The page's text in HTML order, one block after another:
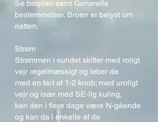
Se broplan samt Generelle
bestemmelser. Broen er belyst om
natten.
Strøm
Strømmen i sundet skifter med roligt
vejr regelmæssigt og løber da
med en fart af 1-2 knob; med uroligt
vejr og især med SE-lig kuling,
kan den i flere dage være N-gående
og kan da i enkelte af de